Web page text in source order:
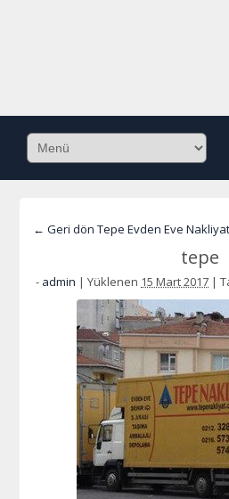
← Geri dön Tepe Evden Eve Nakliyat
tepe
- admin | Yüklenen 15 Mart 2017 |